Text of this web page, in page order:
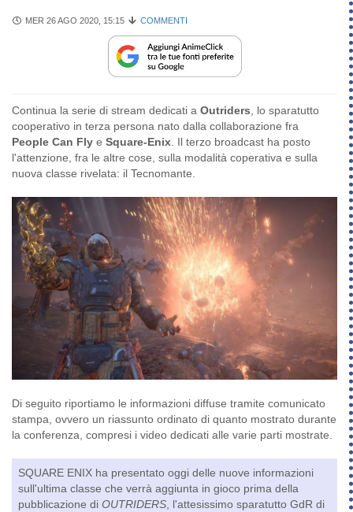
MER 26 AGO 2020, 15:15 COMMENTI
Continua la serie di stream dedicati a Outriders, lo sparatutto
cooperativo in terza persona nato dalla collaborazione fra
People Can Fly e Square-Enix. Il terzo broadcast ha posto
l'attenzione, fra le altre cose, sulla modalità coperativa e sulla
nuova classe rivelata: il Tecnomante.
Di seguito riportiamo le informazioni diffuse tramite comunicato
stampa, ovvero un riassunto ordinato di quanto mostrato durante
la conferenza, compresi i video dedicati alle varie parti mostrate.
SQUARE ENIX ha presentato oggi delle nuove informazioni
sull'ultima classe che verrà aggiunta in gioco prima della
pubblicazione di OUTRIDERS, l'attesissimo sparatutto GdR di